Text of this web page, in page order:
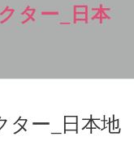
効果ター_日本
ター_日本地